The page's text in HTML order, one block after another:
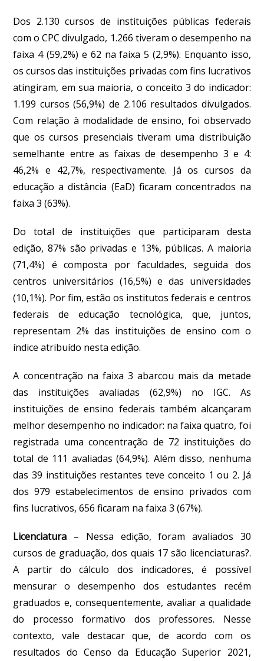
Dos 2.130 cursos de instituições públicas federais
com o CPC divulgado, 1.266 tiveram o desempenho na
faixa 4 (59,2%) e 62 na faixa 5 (2,9%). Enquanto isso,
os cursos das instituições privadas com fins lucrativos
atingiram, em sua maioria, o conceito 3 do indicador:
1.199 cursos (56,9%) de 2.106 resultados divulgados.
Com relação à modalidade de ensino, foi observado
que os cursos presenciais tiveram uma distribuição
semelhante entre as faixas de desempenho 3 e 4:
46,2% e 42,7%, respectivamente. Já os cursos da
educação a distância (EaD) ficaram concentrados na
faixa 3 (63%).
Do total de instituições que participaram desta
edição, 87% são privadas e 13%, públicas. A maioria
(71,4%) é composta por faculdades, seguida dos
centros universitários (16,5%) e das universidades
(10,1%). Por fim, estão os institutos federais e centros
federais de educação tecnológica, que, juntos,
representam 2% das instituições de ensino com o
índice atribuído nesta edição.
A concentração na faixa 3 abarcou mais da metade
das instituições avaliadas (62,9%) no IGC. As
instituições de ensino federais também alcançaram
melhor desempenho no indicador: na faixa quatro, foi
registrada uma concentração de 72 instituições do
total de 111 avaliadas (64,9%). Além disso, nenhuma
das 39 instituições restantes teve conceito 1 ou 2. Já
dos 979 estabelecimentos de ensino privados com
fins lucrativos, 656 ficaram na faixa 3 (67%).
Licenciatura – Nessa edição, foram avaliados 30
cursos de graduação, dos quais 17 são licenciaturas?.
A partir do cálculo dos indicadores, é possível
mensurar o desempenho dos estudantes recém
graduados e, consequentemente, avaliar a qualidade
do processo formativo dos professores. Nesse
contexto, vale destacar que, de acordo com os
resultados do Censo da Educação Superior 2021,